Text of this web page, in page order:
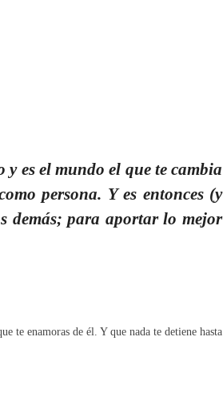
es el mundo el que te cambia
persona. Y es entonces (y
demás; para aportar lo mejor
te enamoras de él. Y que nada te detiene hasta